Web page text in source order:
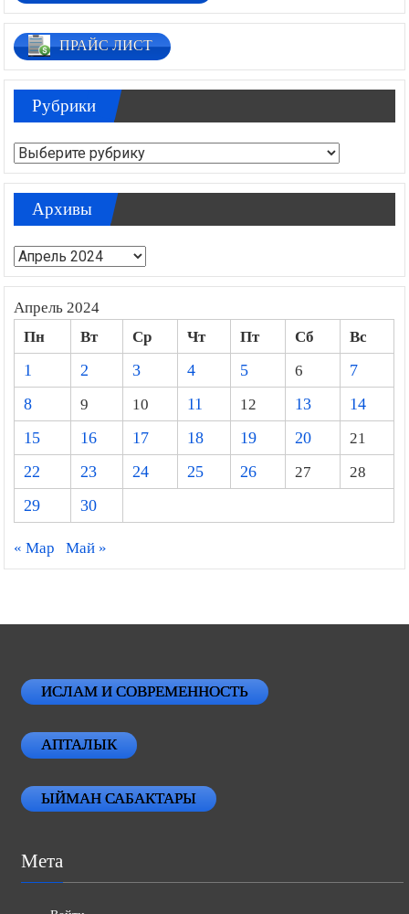
ПРАЙС ЛИСТ
Рубрики
Рубрики
Архивы
Архивы
Апрель 2024
Пн Вт Ср Чт Пт Сб
Вс
1
2 3 4 5 6
7
8
9 10 11 12 13
14
15
16 17 18 19 20
21
22
23 24 25 26 27
28
29
30
« Мар Май »
ИСЛАМ И СОВРЕМЕННОСТЬ
АПТАЛЫК
ЫЙМАН САБАКТАРЫ
Мета